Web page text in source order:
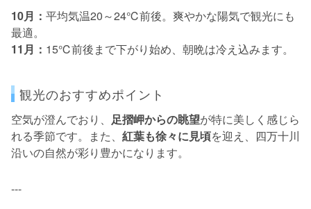
10月： 平均気温20～24℃前後。爽やかな陽気で観光にも
最適。
11月： 15℃前後まで下がり始め、朝晩は冷え込みます。
観光のおすすめポイント
空気が澄んでおり、 足摺岬からの眺望が特に美しく感じら
れる季節です。また、 紅葉も徐々に見頃を迎え、四万十川
沿いの自然が彩り豊かになります。
---